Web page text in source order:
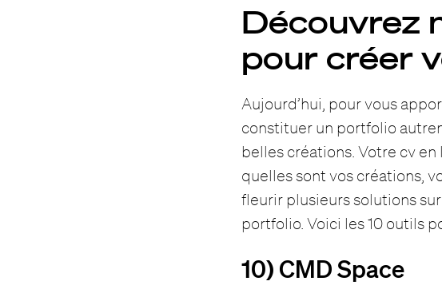
Découvrez
pour créer
Aujourd’hui, pour vous
constituer un portfolio
belles créations. Votre cv
quelles sont vos créations,
fleurir plusieurs solutions
portfolio. Voici les 10 outils
10) CMD Space